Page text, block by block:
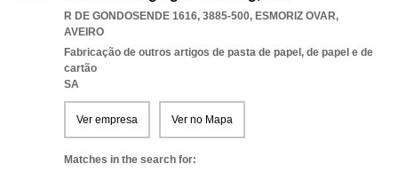
R DE GONDOSENDE 1616, 3885-500, ESMORIZ OVAR,
AVEIRO
Fabricação de outros artigos de pasta de papel, de papel e de
cartão
SA
Ver empresa Ver no Mapa
Matches in the search for: